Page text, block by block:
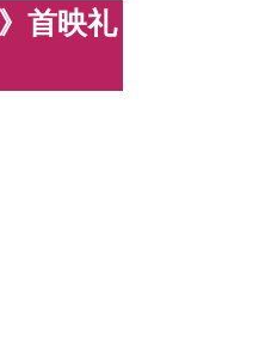
首映礼